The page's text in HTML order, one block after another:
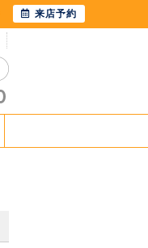
来店予約